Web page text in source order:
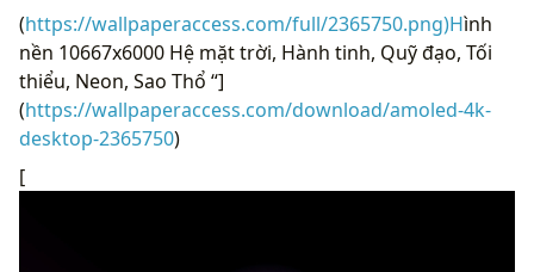
(https://wallpaperaccess.com/full/2365750.png)Hình
nền 10667x6000 Hệ mặt trời, Hành tinh, Quỹ đạo, Tối
thiểu, Neon, Sao Thổ “]
(https://wallpaperaccess.com/download/amoled-4k-
desktop-2365750)
[